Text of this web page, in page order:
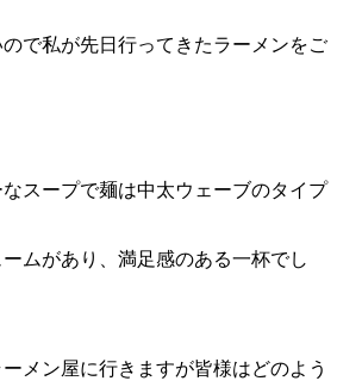
で私が先日行ってきたラーメンをご
スープで麺は中太ウェーブのタイプ
ムがあり、満足感のある一杯でし
メン屋に行きますが皆様はどのよう